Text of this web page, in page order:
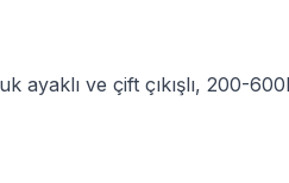
ayaklı ve çift çıkışlı, 200-